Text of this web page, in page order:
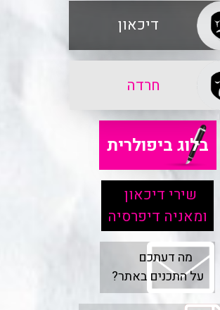
מה דעתכם
על התכנים באתר?
בלוג ביפולרית
שירי דיכאון
ומאניה דיפרסיה
דיכאון
חרדה